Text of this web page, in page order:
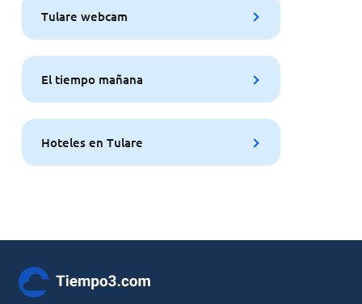
Tulare webcam
El tiempo mañana
Hoteles en Tulare